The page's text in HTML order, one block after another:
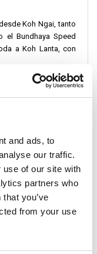
and ads, to
our traffic.
use of our site with
partners who
you’ve
from your use
Koh Ngai, tanto
el Bundhaya Speed
a Koh Lanta, con
se aconseja a los
de tener a
válido y todos los